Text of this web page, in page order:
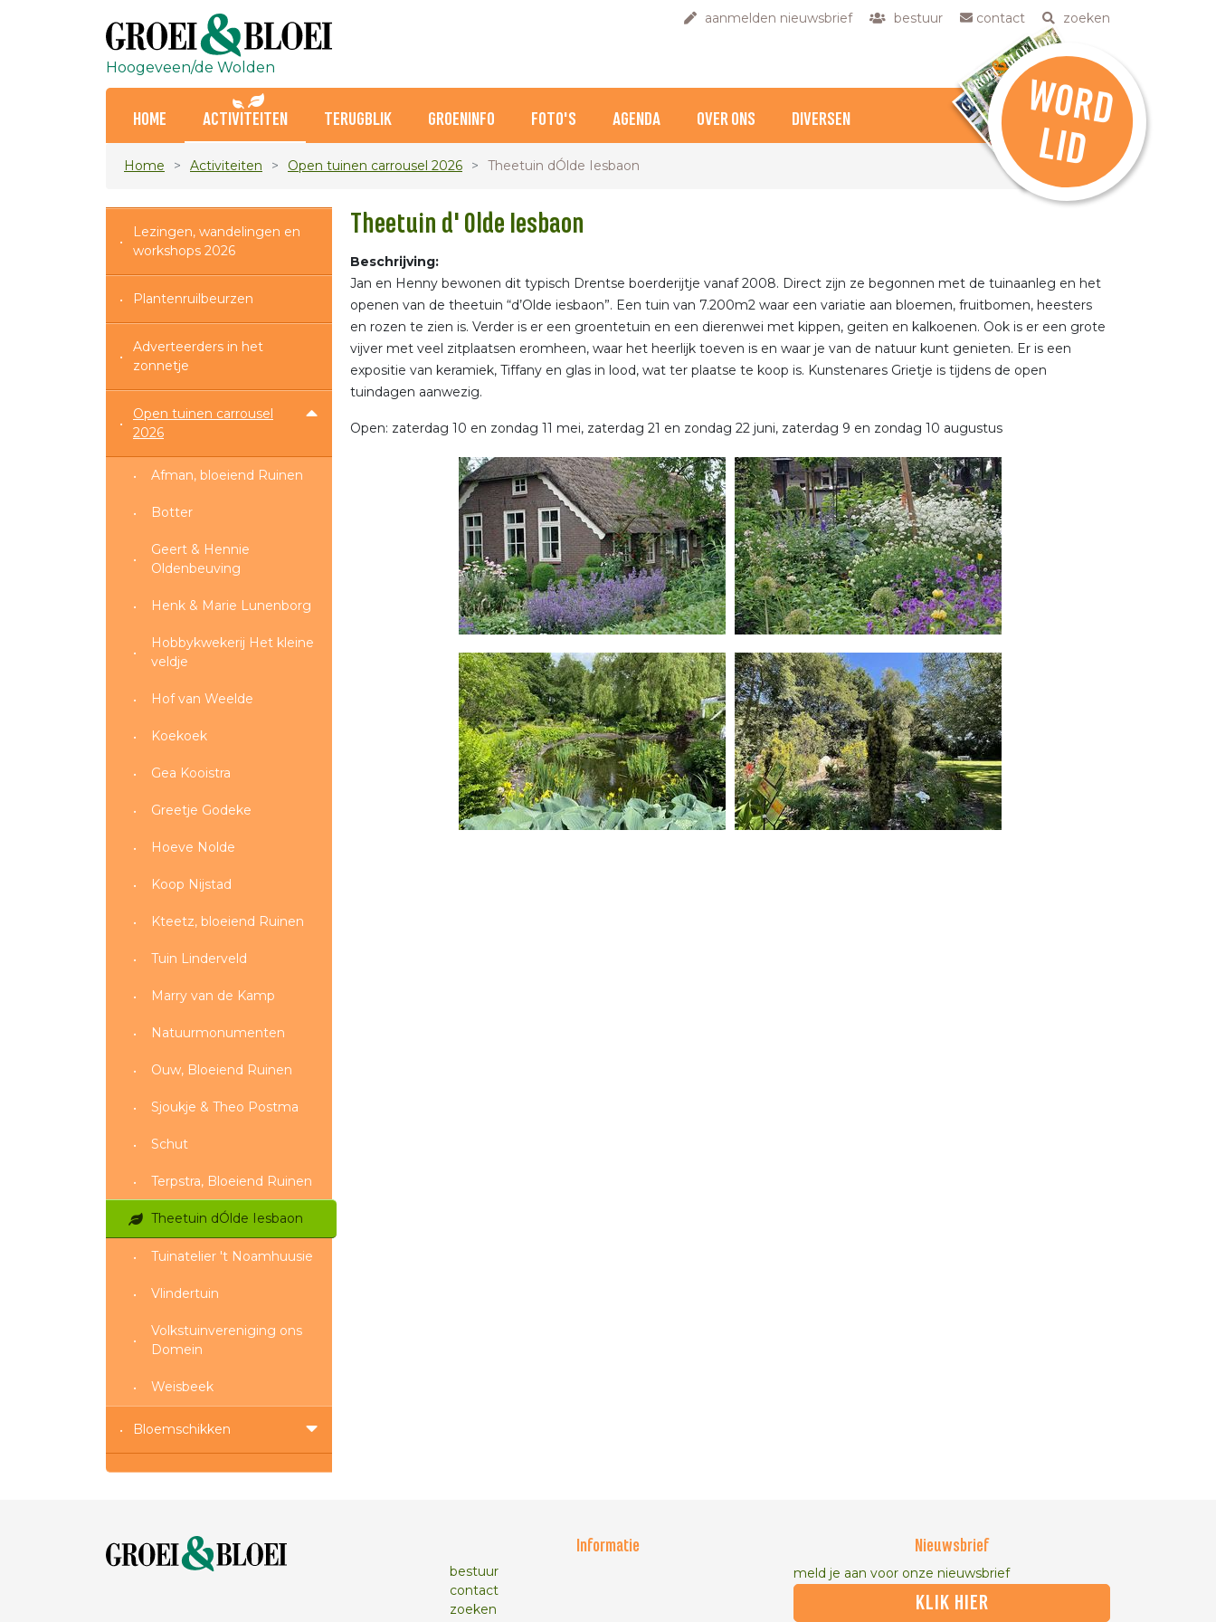
aanmelden nieuwsbrief bestuur contact zoeken
Hoogeveen/de Wolden
HOME ACTIVITEITEN TERUGBLIK GROENINFO FOTO'S AGENDA OVER ONS DIVERSEN W
O
R
D
L
ID
Home Activiteiten Open tuinen carrousel 2026 Theetuin dÓlde Iesbaon
Lezingen, wandelingen en
workshops 2026
Plantenruilbeurzen
Adverteerders in het
zonnetje
Open tuinen carrousel
2026
Afman, bloeiend Ruinen
Botter
Geert & Hennie
Oldenbeuving
Henk & Marie Lunenborg
Hobbykwekerij Het kleine
veldje
Hof van Weelde
Koekoek
Gea Kooistra
Greetje Godeke
Hoeve Nolde
Koop Nijstad
Kteetz, bloeiend Ruinen
Tuin Linderveld
Marry van de Kamp
Natuurmonumenten
Ouw, Bloeiend Ruinen
Sjoukje & Theo Postma
Schut
Terpstra, Bloeiend Ruinen
Theetuin dÓlde Iesbaon
Tuinatelier 't Noamhuusie
Vlindertuin
Volkstuinvereniging ons
Domein
Weisbeek
Bloemschikken
Theetuin d' Olde Iesbaon
Beschrijving:
Jan en Henny bewonen dit typisch Drentse boerderijtje vanaf 2008. Direct zijn ze begonnen met de tuinaanleg en het
openen van de theetuin “d’Olde iesbaon”. Een tuin van 7.200m2 waar een variatie aan bloemen, fruitbomen, heesters
en rozen te zien is. Verder is er een groentetuin en een dierenwei met kippen, geiten en kalkoenen. Ook is er een grote
vijver met veel zitplaatsen eromheen, waar het heerlijk toeven is en waar je van de natuur kunt genieten. Er is een
expositie van keramiek, Tiffany en glas in lood, wat ter plaatse te koop is. Kunstenares Grietje is tijdens de open
tuindagen aanwezig.
Open: zaterdag 10 en zondag 11 mei, zaterdag 21 en zondag 22 juni, zaterdag 9 en zondag 10 augustus
Informatie
bestuur
contact
zoeken
Nieuwsbrief
meld je aan voor onze nieuwsbrief
KLIK HIER